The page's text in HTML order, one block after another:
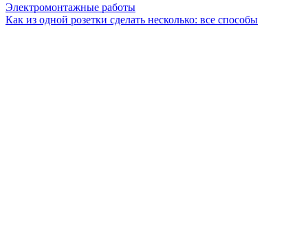
Электромонтажные работы
Как из одной розетки сделать несколько: все способы